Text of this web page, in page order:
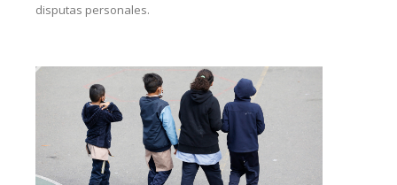
disputas personales.